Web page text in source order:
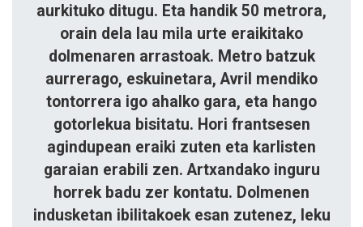
aurkituko ditugu. Eta handik 50 metrora,
orain dela lau mila urte eraikitako
dolmenaren arrastoak. Me­tro batzuk
aurrerago, eskuinetara, Avril mendiko
tontorrera igo ahalko ga­ra, eta hango
gotorlekua bisitatu. Hori frantsesen
agindupean eraiki zu­ten eta karlisten
garaian erabili zen. Artxandako inguru
horrek badu zer kontatu. Dolmenen
indusketan ibi­litakoek esan zutenez, leku